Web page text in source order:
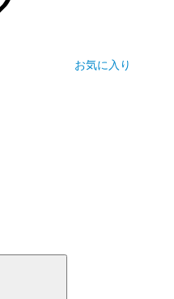
お気に入り